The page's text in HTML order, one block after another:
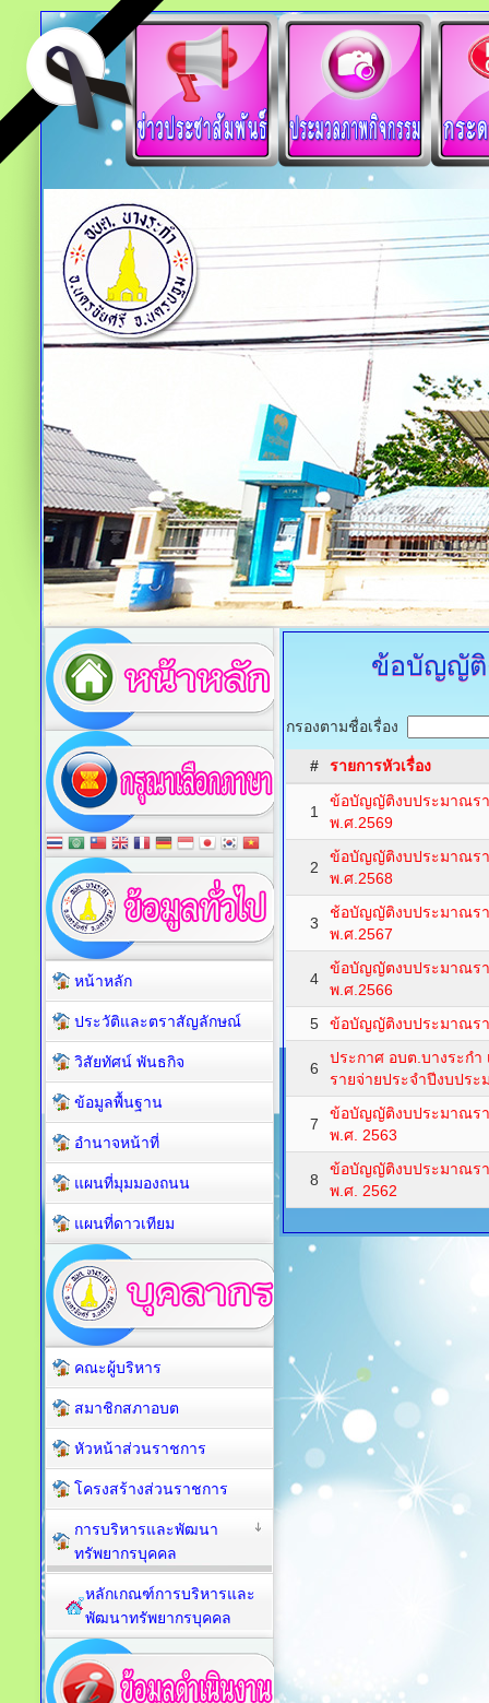
ข้อบัญญัติ
กรองตามชื่อเรื่อง
# รายการหัวเรื่อง
1
ข้อบัญญัติงบประมาณร
พ.ศ.2569
2
ข้อบัญญัติงบประมาณร
พ.ศ.2568
3
ช้อบัญญัติงบประมาณร
พ.ศ.2567
4
ข้อบัญญัตงบประมาณร
พ.ศ.2566
5
ข้อบัญญัติงบประมาณรา
6
ประกาศ อบต.บางระกำ
รายจ่ายประจำปีงบปร
7
ข้อบัญญัติงบประมาณร
พ.ศ. 2563
8
ข้อบัญญัติงบประมาณร
พ.ศ. 2562
หน้าหลัก
ประวัติและตราสัญลักษณ์
วิสัยทัศน์ พันธกิจ
ข้อมูลพื้นฐาน
อำนาจหน้าที่
แผนที่มุมมองถนน
แผนที่ดาวเทียม
คณะผู้บริหาร
สมาชิกสภาอบต
หัวหน้าส่วนราชการ
โครงสร้างส่วนราชการ
การบริหารและพัฒนา
ทรัพยากรบุคคล
หลักเกณฑ์การบริหารและ
พัฒนาทรัพยากรบุคคล